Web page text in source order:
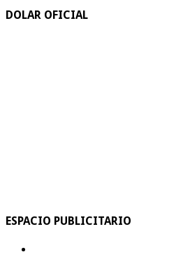
DOLAR OFICIAL
ESPACIO PUBLICITARIO